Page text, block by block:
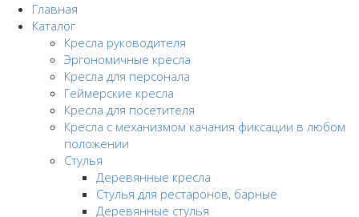
Главная
Каталог
Кресла руководителя
Эргономичные кресла
Кресла для персонала
Геймерские кресла
Кресла для посетителя
Кресла с механизмом качания фиксации в любом
положении
Стулья
Деревянные кресла
Стулья для рестаронов, барные
Деревянные стулья